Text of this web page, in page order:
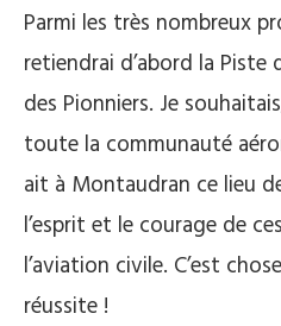
Parmi les très nombreux
retiendrai d’abord la Piste
des Pionniers. Je
toute la communauté
ait à Montaudran ce lieu
l’esprit et le courage de
l’aviation civile. C’est
réussite !